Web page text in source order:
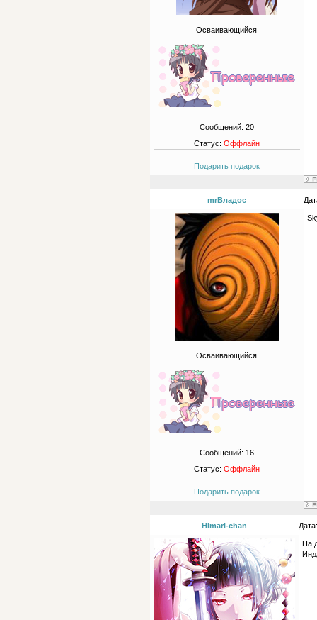
Осваивающийся
Сообщений: 20
Статус: Оффлайн
Подарить подарок
mrВладос
Осваивающийся
Сообщений: 16
Статус: Оффлайн
Подарить подарок
Himari-chan
На